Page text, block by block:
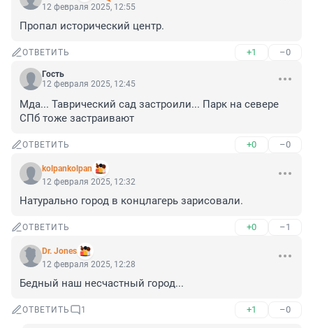
12 февраля 2025, 12:55
Пропал исторический центр.
ОТВЕТИТЬ +1 –0
Гость
12 февраля 2025, 12:45
Мда... Таврический сад застроили... Парк на севере
СПб тоже застраивают
ОТВЕТИТЬ +0 –0
kolpankolpan
12 февраля 2025, 12:32
Натурально город в концлагерь зарисовали.
ОТВЕТИТЬ +0 –1
Dr. Jones
12 февраля 2025, 12:28
Бедный наш несчастный город...
ОТВЕТИТЬ 1 +1 –0